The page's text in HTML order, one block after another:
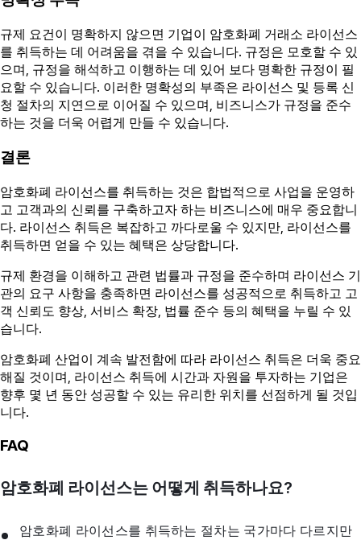
규제 요건이 명확하지 않으면 기업이 암호화폐 거래소 라이선스
를 취득하는 데 어려움을 겪을 수 있습니다. 규정은 모호할 수 있
으며, 규정을 해석하고 이행하는 데 있어 보다 명확한 규정이 필
요할 수 있습니다. 이러한 명확성의 부족은 라이선스 및 등록 신
청 절차의 지연으로 이어질 수 있으며, 비즈니스가 규정을 준수
하는 것을 더욱 어렵게 만들 수 있습니다.
결론
암호화폐 라이선스를 취득하는 것은 합법적으로 사업을 운영하
고 고객과의 신뢰를 구축하고자 하는 비즈니스에 매우 중요합니
다. 라이선스 취득은 복잡하고 까다로울 수 있지만, 라이선스를
취득하면 얻을 수 있는 혜택은 상당합니다.
규제 환경을 이해하고 관련 법률과 규정을 준수하며 라이선스 기
관의 요구 사항을 충족하면 라이선스를 성공적으로 취득하고 고
객 신뢰도 향상, 서비스 확장, 법률 준수 등의 혜택을 누릴 수 있
습니다.
암호화폐 산업이 계속 발전함에 따라 라이선스 취득은 더욱 중요
해질 것이며, 라이선스 취득에 시간과 자원을 투자하는 기업은
향후 몇 년 동안 성공할 수 있는 유리한 위치를 선점하게 될 것입
니다.
FAQ
암호화폐 라이선스는 어떻게 취득하나요?
암호화폐 라이선스를 취득하는 절차는 국가마다 다르지만